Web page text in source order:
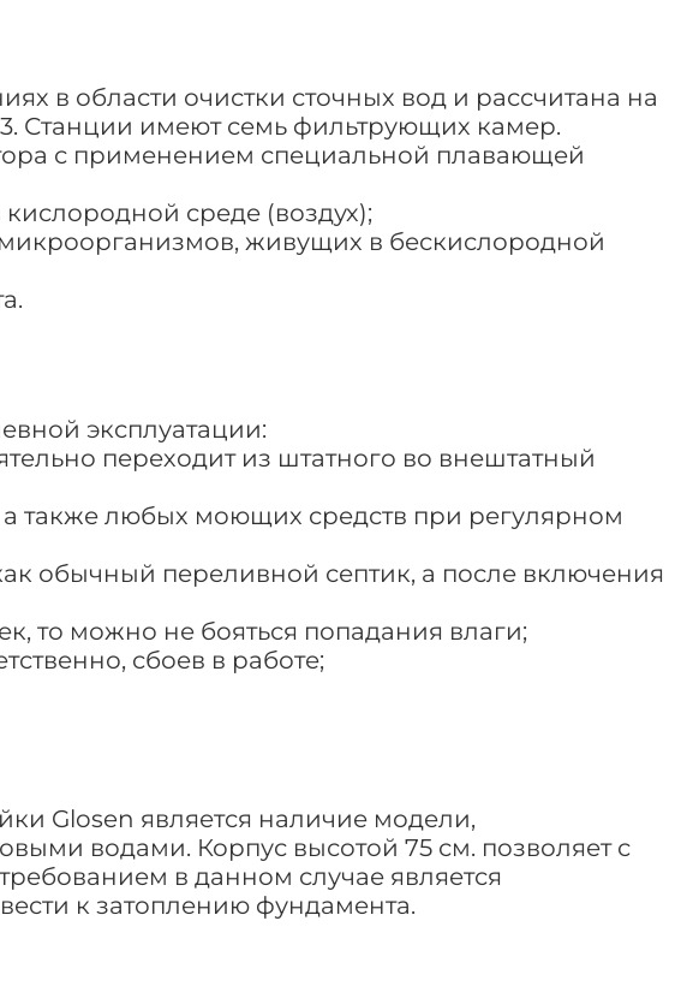
в области очистки сточных вод и рассчитана на
Станции имеют семь фильтрующих камер.
с применением специальной плавающей
среде (воздух);
живущих в бескислородной
эксплуатации:
переходит из штатного во внештатный
также любых моющих средств при регулярном
обычный переливной септик, а после включения
то можно не бояться попадания влаги;
сбоев в работе;
Glosen является наличие модели,
водами. Корпус высотой 75 см. позволяет с
в данном случае является
к затоплению фундамента.